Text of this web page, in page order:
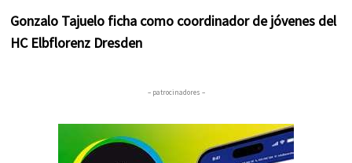
Gonzalo Tajuelo ficha como coordinador de jóvenes del
HC Elbflorenz Dresden
– patrocinadores –